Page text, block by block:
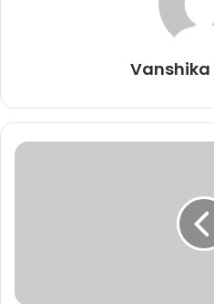
ने बताया कि आमजनों तक शासकीय
राज्य में ’’मोर संगवारी’’ योजना
नागरिकों को बिना किसी व्यवधान और
नगर निगमों, 44 नगर पालिकाओं तथा दो
Vanshika